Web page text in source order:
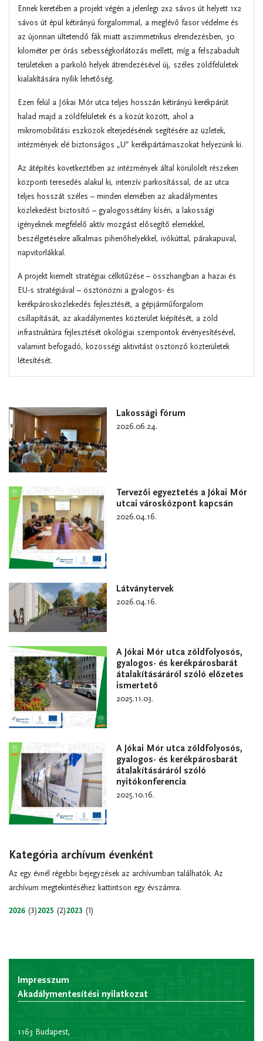
Ennek keretében a projekt végén a jelenlegi 2x2 sávos út helyett 1x2
sávos út épül kétirányú forgalommal, a meglévő fasor védelme és
az újonnan ültetendő fák miatt aszimmetrikus elrendezésben, 30
kilométer per órás sebességkorlátozás mellett, míg a felszabadult
területeken a parkoló helyek átrendezésével új, széles zöldfelületek
kialakítására nyílik lehetőség.
Ezen felül a Jókai Mór utca teljes hosszán kétirányú kerékpárút
halad majd a zöldfelületek és a közút között, ahol a
mikromobilitási eszközök elterjedésének segítésére az üzletek,
intézmények elé biztonságos „U” kerékpártámaszokat helyezünk ki.
Az átépítés következtében az intézmények által körülölelt részeken
központi teresedés alakul ki, intenzív parkosítással, de az utca
teljes hosszát széles – minden elemében az akadálymentes
közlekedést biztosító – gyalogossétány kíséri, a lakossági
igényeknek megfelelő aktív mozgást elősegítő elemekkel,
beszélgetésekre alkalmas pihenőhelyekkel, ivókúttal, párakapuval,
napvitorlákkal.
A projekt kiemelt stratégiai célkitűzése – összhangban a hazai és
EU-s stratégiával – ösztönözni a gyalogos- és
kerékpárosközlekedés fejlesztését, a gépjárműforgalom
csillapítását, az akadálymentes közterület kiépítését, a zöld
infrastruktúra fejlesztését ökológiai szempontok érvényesítésével,
valamint befogadó, közösségi aktivitást ösztönző közterületek
létesítését.
Lakossági fórum
2026.06.24.
Tervezői egyeztetés a Jókai Mór
utcai városközpont kapcsán
2026.04.16.
Látványtervek
2026.04.16.
A Jókai Mór utca zöldfolyosós,
gyalogos- és kerékpárosbarát
átalakításáráról szóló előzetes
ismertető
2025.11.03.
A Jókai Mór utca zöldfolyosós,
gyalogos- és kerékpárosbarát
átalakításáráról szóló
nyitókonferencia
2025.10.16.
Kategória archívum évenként
Az egy évnél régebbi bejegyzések az archívumban találhatók. Az
archívum megtekintéséhez kattintson egy évszámra.
2026 (3)2025 (2)2023 (1)
Impresszum
Akadálymentesítési nyilatkozat
1163 Budapest,